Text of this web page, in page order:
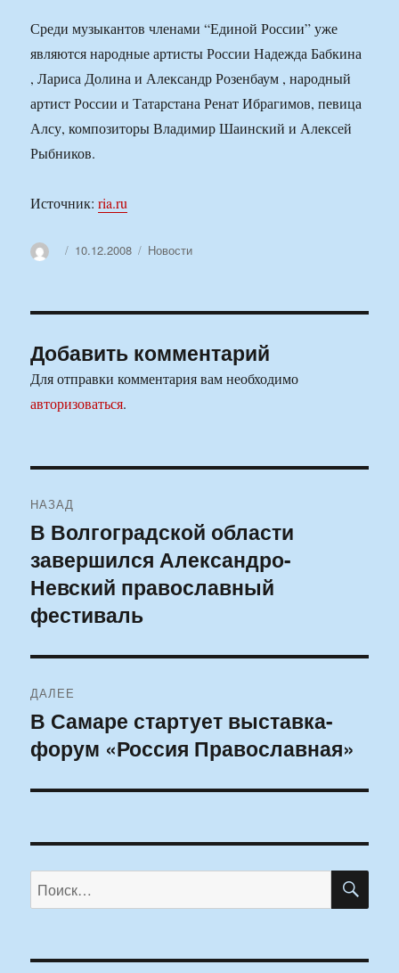
Среди музыкантов членами “Единой России” уже
являются народные артисты России Надежда Бабкина
, Лариса Долина и Александр Розенбаум , народный
артист России и Татарстана Ренат Ибрагимов, певица
Алсу, композиторы Владимир Шаинский и Алексей
Рыбников.
Источник:ria.ru
АвторОпубликовано
10.12.2008 Рубрики
Новости
Добавить комментарий
Для отправки комментария вам необходимо
авторизоваться.
по
записям
НАЗАД
Предыдущая
запись:
В Волгоградской области
завершился Александро-
Невский православный
фестиваль
ДАЛЕЕ
Следующая
запись:
В Самаре стартует выставка-
форум «Россия Православная»
Искать: